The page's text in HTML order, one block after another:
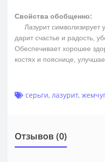
Свойства обобщенно:
Лазурит символизирует
дарит счастье и радость,
Обеспечивает хорошее
костях и пояснице,
серьги, лазурит,
Отзывов (0)